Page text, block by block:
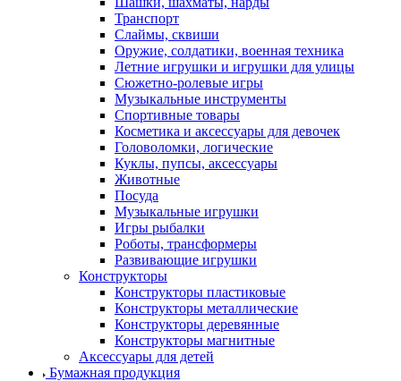
Транспорт
Слаймы, сквиши
Оружие, солдатики, военная техника
Летние игрушки и игрушки для улицы
Сюжетно-ролевые игры
Музыкальные инструменты
Спортивные товары
Косметика и аксессуары для девочек
Головоломки, логические
Куклы, пупсы, аксессуары
Животные
Посуда
Музыкальные игрушки
Игры рыбалки
Роботы, трансформеры
Развивающие игрушки
Конструкторы
Конструкторы пластиковые
Конструкторы металлические
Конструкторы деревянные
Конструкторы магнитные
Аксессуары для детей
Бумажная продукция